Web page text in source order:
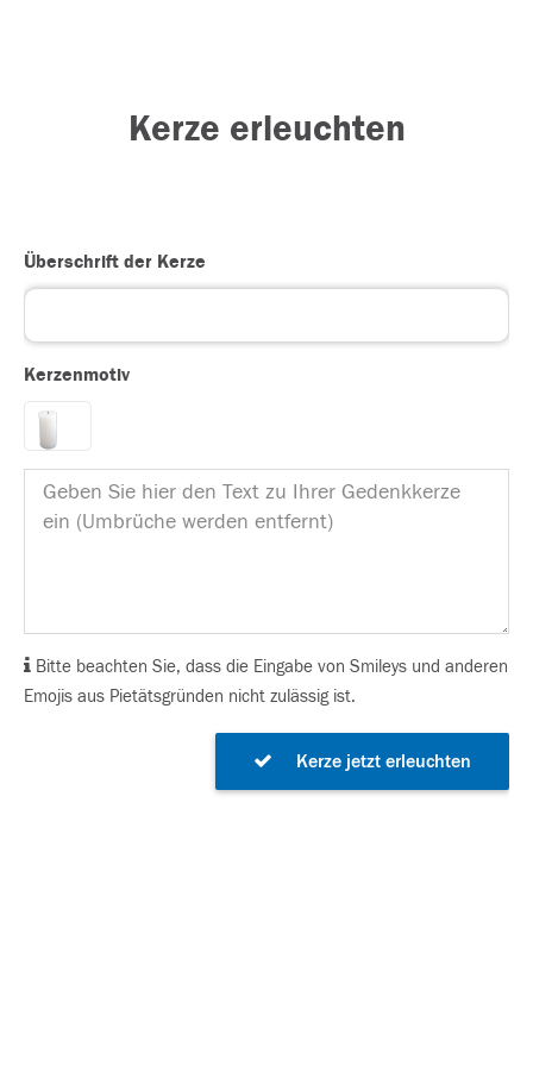
Kerze erleuchten
Überschrift der Kerze
Kerzenmotiv
Bitte beachten Sie, dass die Eingabe von Smileys und anderen
Emojis aus Pietätsgründen nicht zulässig ist.
Kerze jetzt erleuchten